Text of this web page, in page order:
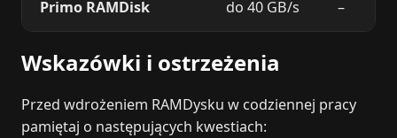
Primo RAMDisk do 40 GB/s –
Wskazówki i ostrzeżenia
Przed wdrożeniem RAMDysku w codziennej pracy
pamiętaj o następujących kwestiach: